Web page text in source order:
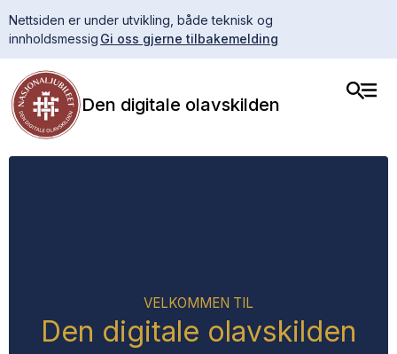
Nettsiden er under utvikling, både teknisk og
innholdsmessig Gi oss gjerne tilbakemelding
Den digitale olavskilden
VELKOMMEN TIL
Den digitale olavskilden